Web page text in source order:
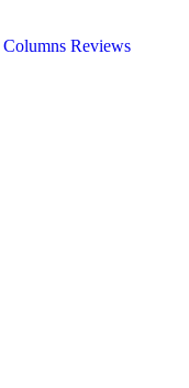
Columns Reviews